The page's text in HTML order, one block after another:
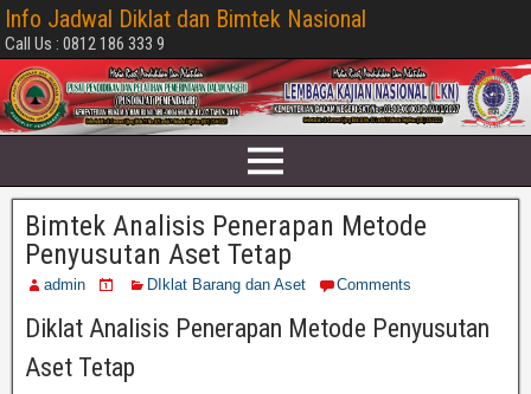
Info Jadwal Diklat dan Bimtek Nasional
Call Us : 0812 186 333 9
Bimtek Analisis Penerapan Metode
Penyusutan Aset Tetap
admin DIklat Barang dan Aset Comments
Diklat Analisis Penerapan Metode Penyusutan
Aset Tetap